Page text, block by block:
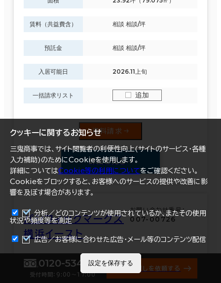
賃料（共益費含） 相談 相談/坪
預託金 相談 相談/坪
入居可能日 2026.11上旬
一括請求リスト 追加
資料請求
詳細を見る
パシフィックマークス
横浜イースト
お問い合わせ番号：
007-00726
まとめて資料請求
0120-534-011
受付時間：9:00〜17:00
オフィス探しを依頼する
クッキーに関するお知らせ
三鬼商事では、サイト閲覧者の利便性向上(サイトのサービス・各種
入力補助)のためにCookieを使用します。
詳細についてはCookie等の利用についてをご確認ください。
Cookieをブロックすると、お客様へのサービスの提供や改善に影
響を及ぼす場合があります。
分析／どのコンテンツが使用されているか、またその使用
状況や頻度等を測定
広告／お客様に合わせた広告・メール等のコンテンツ配信
設定を保存する